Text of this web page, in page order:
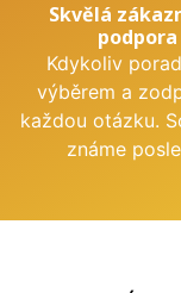
Skvělá
podpora
Kdykoliv
výběrem a
každou otázku.
známe